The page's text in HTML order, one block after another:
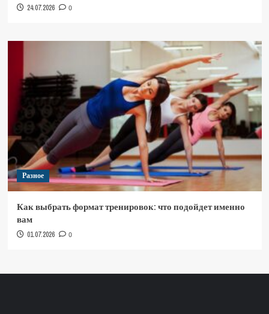
24.07.2026 0
Разное
Как выбрать формат тренировок: что подойдет именно
вам
01.07.2026 0